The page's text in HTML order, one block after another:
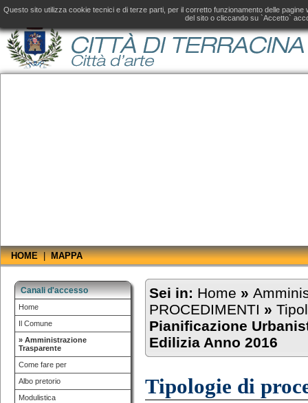
HOME|MAPPA
Canali d'accesso
Home
Il Comune
» Amministrazione
Trasparente
Come fare per
Albo pretorio
Modulistica
Sei in: Home »
PROCEDIMENTI »
Pianificazione
Edilizia Anno 2016
Tipologie di
Questo sito utilizza cookie tecnici e di terze parti, per il corretto funzionamento delle
del sito o cliccando su `Accetto`